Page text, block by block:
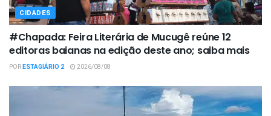
CIDADES
#Chapada: Feira Literária de Mucugê reúne 12
editoras baianas na edição deste ano; saiba mais
PORESTAGIÁRIO 2 2026/08/08